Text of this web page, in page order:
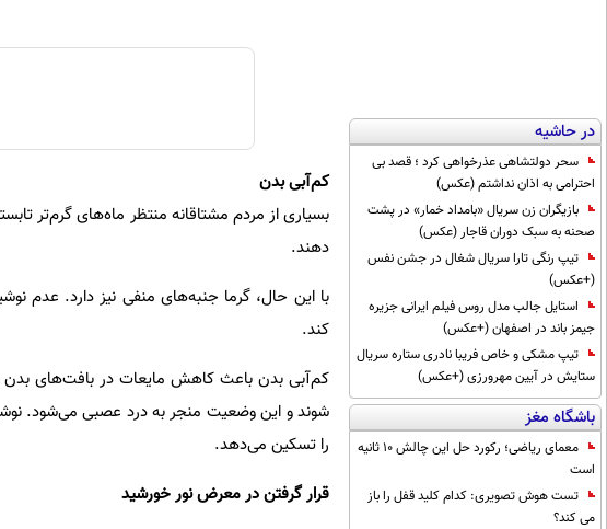
در حاشیه
سحر دولتشاهی عذرخواهی کرد ؛ قصد بی
احترامی به اذان نداشتم (عکس)
بازیگران زن سریال «بامداد خمار» در پشت
صحنه به سبک دوران قاجار (عکس)
تیپ رنگی تارا سریال شغال در جشن نفس
(+عکس)
استایل جالب مدل روس فیلم ایرانی جزیره
جیمز باند در اصفهان (+عکس)
تیپ مشکی و خاص فریبا نادری ستاره سریال
ستایش در آیین مهرورزی (+عکس)
باشگاه مغز
معمای ریاضی؛ رکورد حل این چالش 10 ثانیه
است
تست هوش تصویری: کدام کلید قفل را باز
می کند؟
کم‌آبی بدن
بسیاری از مردم مشتاقانه منتظر ماه‌های گرم‌تر
دهند.
با این حال، گرما جنبه‌های منفی نیز دارد. عدم
کند.
کم‌آبی بدن باعث کاهش مایعات در بافت‌های
شوند و این وضعیت منجر به درد عصبی می‌شود.
را تسکین می‌دهد.
قرار گرفتن در معرض نور خورشید